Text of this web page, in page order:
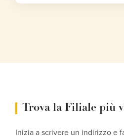
Trova la Filiale più
Inizia a scrivere un indirizzo e